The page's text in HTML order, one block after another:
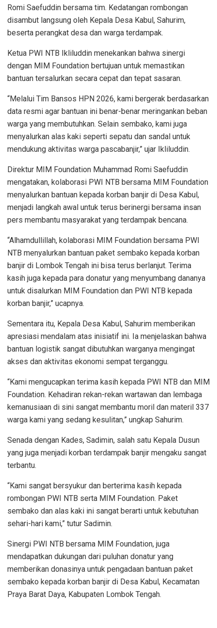
Romi Saefuddin bersama tim. Kedatangan rombongan
disambut langsung oleh Kepala Desa Kabul, Sahurim,
beserta perangkat desa dan warga terdampak.
Ketua PWI NTB Ikliluddin menekankan bahwa sinergi
dengan MIM Foundation bertujuan untuk memastikan
bantuan tersalurkan secara cepat dan tepat sasaran.
“Melalui Tim Bansos HPN 2026, kami bergerak berdasarkan
data resmi agar bantuan ini benar-benar meringankan beban
warga yang membutuhkan. Selain sembako, kami juga
menyalurkan alas kaki seperti sepatu dan sandal untuk
mendukung aktivitas warga pascabanjir,” ujar Ikliluddin.
Direktur MIM Foundation Muhammad Romi Saefuddin
mengatakan, kolaborasi PWI NTB bersama MIM Foundation
menyalurkan bantuan kepada korban banjir di Desa Kabul,
menjadi langkah awal untuk terus berinergi bersama insan
pers membantu masyarakat yang terdampak bencana.
“Alhamdullillah, kolaborasi MIM Foundation bersama PWI
NTB menyalurkan bantuan paket sembako kepada korban
banjir di Lombok Tengah ini bisa terus berlanjut. Terima
kasih juga kepada para donatur yang menyumbang dananya
untuk disalurkan MIM Foundation dan PWI NTB kepada
korban banjir,” ucapnya.
Sementara itu, Kepala Desa Kabul, Sahurim memberikan
apresiasi mendalam atas inisiatif ini. Ia menjelaskan bahwa
bantuan logistik sangat dibutuhkan warganya mengingat
akses dan aktivitas ekonomi sempat terganggu.
“Kami mengucapkan terima kasih kepada PWI NTB dan MIM
Foundation. Kehadiran rekan-rekan wartawan dan lembaga
kemanusiaan di sini sangat membantu moril dan materil 337
warga kami yang sedang kesulitan,” ungkap Sahurim.
Senada dengan Kades, Sadimin, salah satu Kepala Dusun
yang juga menjadi korban terdampak banjir mengaku sangat
terbantu.
“Kami sangat bersyukur dan berterima kasih kepada
rombongan PWI NTB serta MIM Foundation. Paket
sembako dan alas kaki ini sangat berarti untuk kebutuhan
sehari-hari kami,” tutur Sadimin.
Sinergi PWI NTB bersama MIM Foundation, juga
mendapatkan dukungan dari puluhan donatur yang
memberikan donasinya untuk pengadaan bantuan paket
sembako kepada korban banjir di Desa Kabul, Kecamatan
Praya Barat Daya, Kabupaten Lombok Tengah.